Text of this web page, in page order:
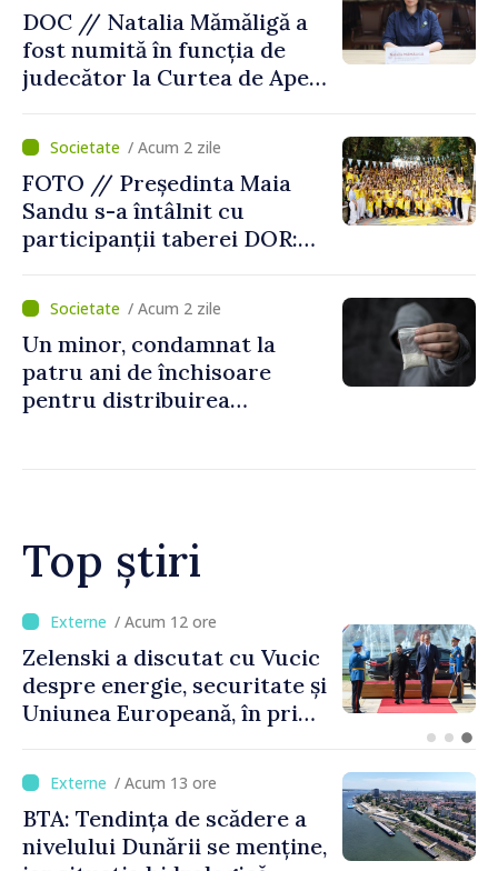
DOC // Natalia Mămăligă a
fost numită în funcția de
judecător la Curtea de Apel
/ Acum 2 zile
FOTO // Președinta Maia
Sandu s-a întâlnit cu
participanții taberei DOR:
noastră rămâne puternică”
/ Acum 2 zile
Un minor, condamnat la
patru ani de închisoare
pentru distribuirea
Top știri
/ Acum 8 ore
Bulgaria: Ambasadoarea
Ucrainei, convocată la
Ministerul de Externe în
/ Acum 13 ore
BTA: Tendința de scădere a
nivelului Dunării se menține,